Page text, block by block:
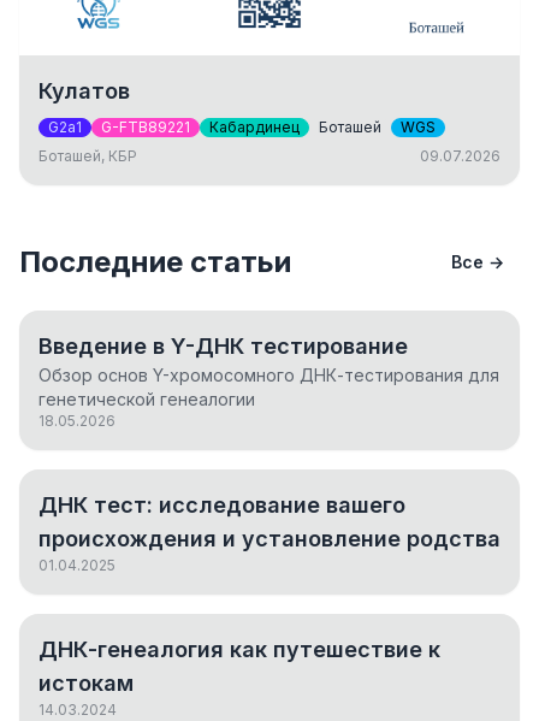
Кулатов
G2a1 G-FTB89221 Кабардинец Боташей
WGS
Боташей, КБР
09.07.2026
Последние статьи Все →
Введение в Y-ДНК тестирование
Обзор основ Y-хромосомного ДНК-тестирования для
генетической генеалогии
18.05.2026
ДНК тест: исследование вашего
происхождения и установление родства
01.04.2025
ДНК-генеалогия как путешествие к
истокам
14.03.2024